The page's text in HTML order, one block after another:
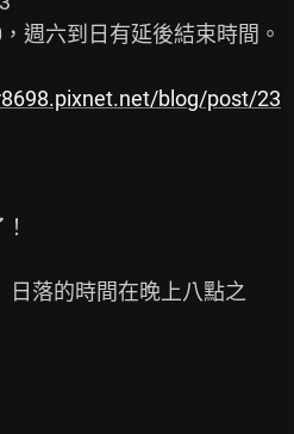
blog/post/23
日落的時間在晚上八點之